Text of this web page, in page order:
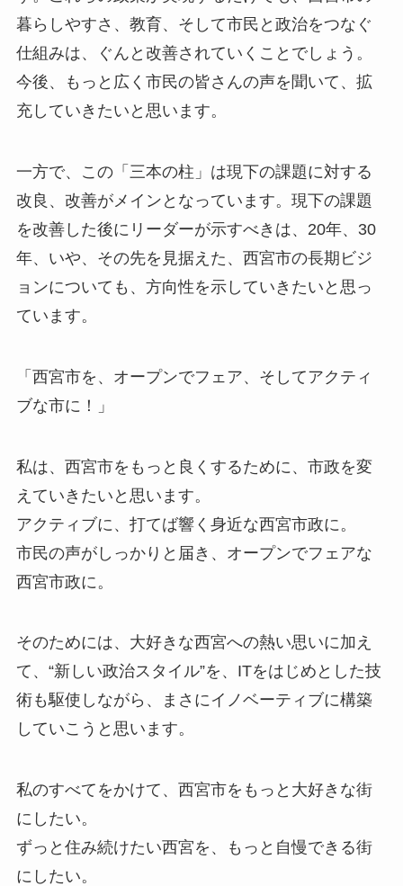
暮らしやすさ、教育、そして市民と政治をつなぐ
仕組みは、ぐんと改善されていくことでしょう。
今後、もっと広く市民の皆さんの声を聞いて、拡
充していきたいと思います。
一方で、この「三本の柱」は現下の課題に対する
改良、改善がメインとなっています。現下の課題
を改善した後にリーダーが示すべきは、20年、30
年、いや、その先を見据えた、西宮市の長期ビジ
ョンについても、方向性を示していきたいと思っ
ています。
「西宮市を、オープンでフェア、そしてアクティ
ブな市に！」
私は、西宮市をもっと良くするために、市政を変
えていきたいと思います。
アクティブに、打てば響く身近な西宮市政に。
市民の声がしっかりと届き、オープンでフェアな
西宮市政に。
そのためには、大好きな西宮への熱い思いに加え
て、“新しい政治スタイル”を、ITをはじめとした技
術も駆使しながら、まさにイノベーティブに構築
していこうと思います。
私のすべてをかけて、西宮市をもっと大好きな街
にしたい。
ずっと住み続けたい西宮を、もっと自慢できる街
にしたい。